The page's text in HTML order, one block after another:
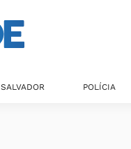
SALVADOR POLÍCIA